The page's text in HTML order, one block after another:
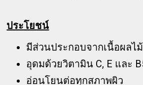
ประโยชน์
มีส่วนประกอบจากเนื้อผลไ
อุดมด้วยวิตามิน C, E และ
อ่อนโยนต่อทุกสภาพผิว